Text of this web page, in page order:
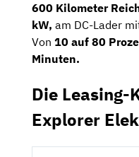
600 Kilometer
kW, am DC-Lader
Von 10 auf 80
Minuten.
Die Leasing-
Explorer